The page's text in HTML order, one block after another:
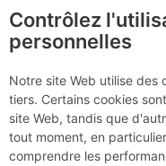
Vendredi 26 mai
Contrôlez
personnelles
Notre site Web utilise des
tiers. Certains cookies
site Web, tandis que
tout moment, en
comprendre les